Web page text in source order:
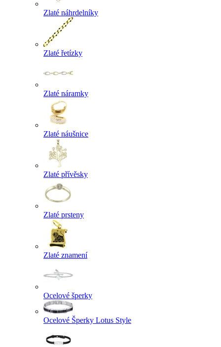
Zlaté náhrdelníky
Zlaté řetízky
Zlaté náramky
Zlaté náušnice
Zlaté přívěsky
Zlaté prsteny
Zlaté znamení
Ocelové šperky
Ocelové Šperky Lotus Style